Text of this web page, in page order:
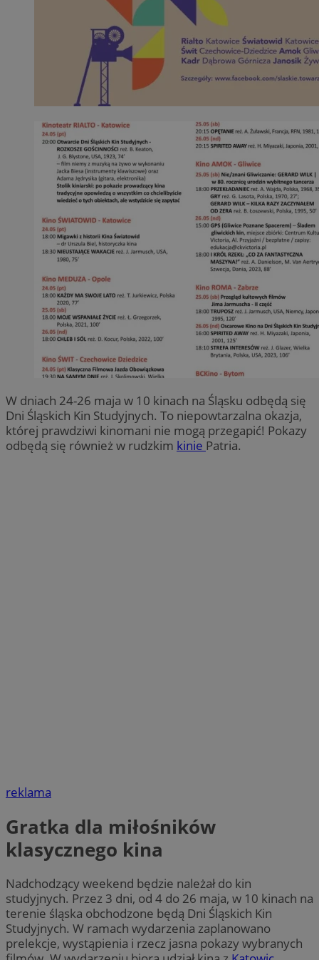
W dniach 24-26 maja w 10 kinach na Śląsku odbędą się
Dni Śląskich Kin Studyjnych. To niepowtarzalna okazja,
której prawdziwi kinomani nie mogą przegapić! Pokazy
odbędą się również w rudzkim kinie Patria.
reklama
Gratka dla miłośników
klasycznego kina
Nadchodzący weekend będzie należał do kin
studyjnych. Przez 3 dni, od 4 do 26 maja, w 10 kinach na
terenie śląska obchodzone będą Dni Śląskich Kin
Studyjnych. W ramach wydarzenia zaplanowano
prelekcje, wystąpienia i rzecz jasna pokazy wybranych